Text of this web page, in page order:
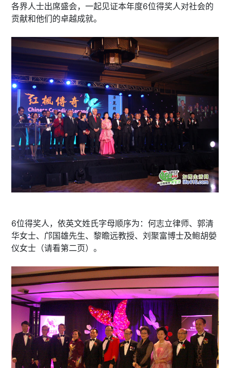
各界人士出席盛会，一起见证本年度6位得奖人对社会的
贡献和他们的卓越成就。
6位得奖人，依英文姓氏字母顺序为：何志立律师、郭清
华女士、邝国雄先生、黎瞻远教授、刘聚富博士及鲍胡嫈
仪女士（请看第二页）。